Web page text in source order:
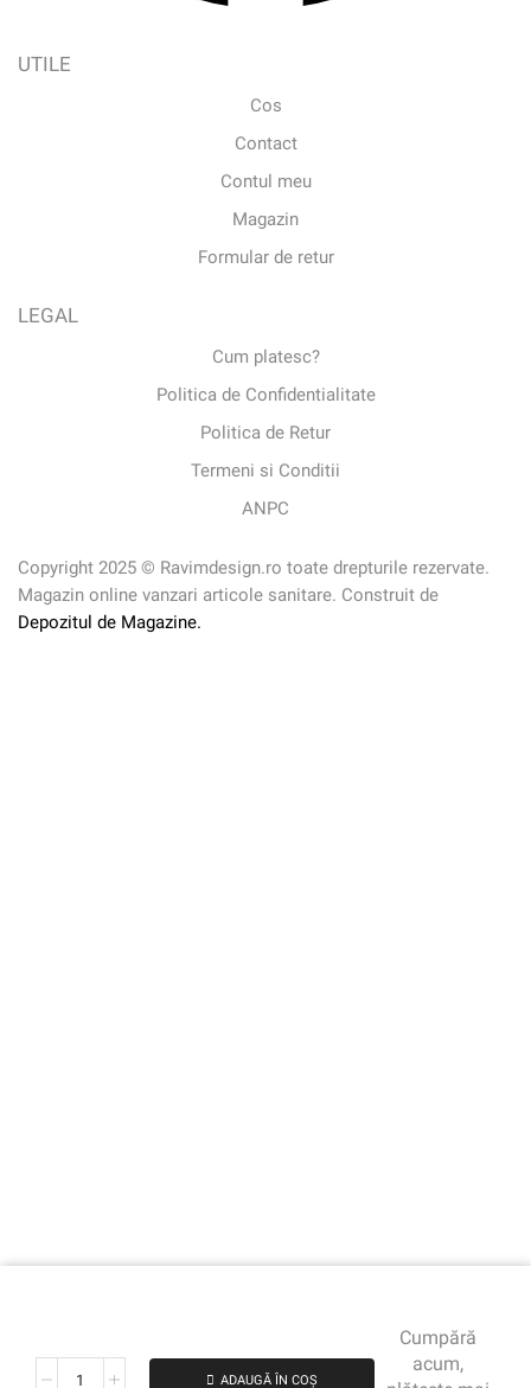
UTILE
Cos
Contact
Contul meu
Magazin
Formular de retur
LEGAL
Cum platesc?
Politica de Confidentialitate
Politica de Retur
Termeni si Conditii
ANPC
Copyright 2025 © Ravimdesign.ro toate drepturile rezervate.
Magazin online vanzari articole sanitare. Construit de
Depozitul de Magazine.
ADAUGĂ ÎN COȘ
Cumpără
acum,